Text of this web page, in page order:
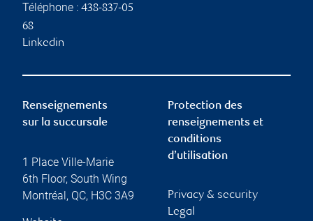
Téléphone : 438-837-05
68
Linkedin
Renseignements
sur la succursale
1 Place Ville-Marie
6th Floor, South Wing
Montréal , QC, H3C 3A9
Protection des
renseignements et
conditions
d’utilisation
Privacy & security
Legal